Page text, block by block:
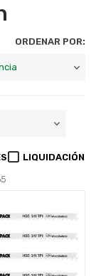
ORDENAR POR:
LIQUIDACIÓN